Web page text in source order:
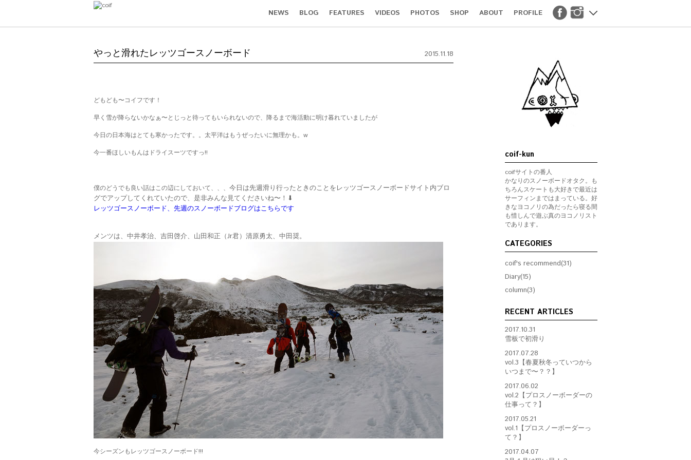
NEWS BLOG FEATURES VIDEOS PHOTOS SHOP ABOUT PROFILE
やっと滑れたレッツゴースノーボード 2015.11.18
どもども〜コイフです！
早く雪が降らないかなぁ〜とじっと待ってもいられないので、降るまで海活動に明け暮れていましたが
今日の日本海はとても寒かったです。。太平洋はもうぜったいに無理かも。w
今一番ほしいもんはドライスーツですっ!!
僕のどうでも良い話はこの辺にしておいて、、、 今日は先週滑り行ったときのことをレッツゴースノーボードサイト内ブロ
グでアップしてくれていたので、 是非みんな見てくださいね〜！⬇
レッツゴースノーボード、先週のスノーボードブログはこちらです
メンツは、中井孝治、吉田啓介、山田和正（Jr君）清原勇太、中田奨。
今シーズンもレッツゴースノーボード!!!
coif-kun
coifサイトの番人
かなりのスノーボードオタク。も
ちろんスケートも大好きで最近は
サーフィンまではまっている。好
きなヨコノリの為だったら寝る間
も惜しんで遊ぶ真のヨコノリスト
であります。
CATEGORIES
coif's recommend(31)
Diary(15)
column(3)
RECENT ARTICLES
2017.10.31
雪板で初滑り
2017.07.28
vol.3【春夏秋冬っていつから
いつまで〜？？】
2017.06.02
vol.2【プロスノーボーダーの
仕事って？】
2017.05.21
vol.1【プロスノーボーダーっ
て？】
2017.04.07